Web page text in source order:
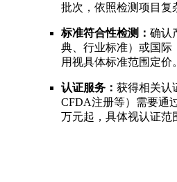
批次，依照检测项目复
标准符合性检测： 确认
典、行业标准）或国际
用视具体标准范围定价。
认证服务： 获得相关认
CFDA注册等）需要通
万元起，具体视认证范